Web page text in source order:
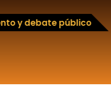
y debate público